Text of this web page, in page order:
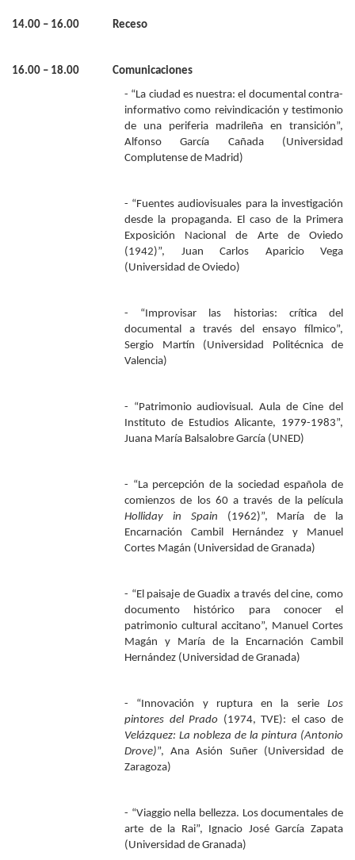
14.00 – 16.00 Receso
16.00 – 18.00 Comunicaciones
- “La ciudad es nuestra: el documental contra-
informativo como reivindicación y testimonio
de una periferia madrileña en transición”,
Alfonso García Cañada (Universidad
Complutense de Madrid)
- “Fuentes audiovisuales para la investigación
desde la propaganda. El caso de la Primera
Exposición Nacional de Arte de Oviedo
(1942)”, Juan Carlos Aparicio Vega
(Universidad de Oviedo)
- “Improvisar las historias: crítica del
documental a través del ensayo fílmico”,
Sergio Martín (Universidad Politécnica de
Valencia)
- “Patrimonio audiovisual. Aula de Cine del
Instituto de Estudios Alicante, 1979-1983”,
Juana María Balsalobre García (UNED)
- “La percepción de la sociedad española de
comienzos de los 60 a través de la película
Holliday in Spain (1962)”, María de la
Encarnación Cambil Hernández y Manuel
Cortes Magán (Universidad de Granada)
- “El paisaje de Guadix a través del cine, como
documento histórico para conocer el
patrimonio cultural accitano”, Manuel Cortes
Magán y María de la Encarnación Cambil
Hernández (Universidad de Granada)
- “Innovación y ruptura en la serie Los
pintores del Prado (1974, TVE): el caso de
Velázquez: La nobleza de la pintura (Antonio
Drove)”, Ana Asión Suñer (Universidad de
Zaragoza)
- “Viaggio nella bellezza. Los documentales de
arte de la Rai”, Ignacio José García Zapata
(Universidad de Granada)